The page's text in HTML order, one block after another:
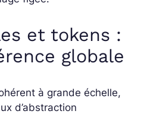
et tokens :
globale
à grande échelle,
d’abstraction